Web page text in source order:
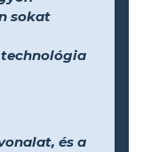
sokat
és a